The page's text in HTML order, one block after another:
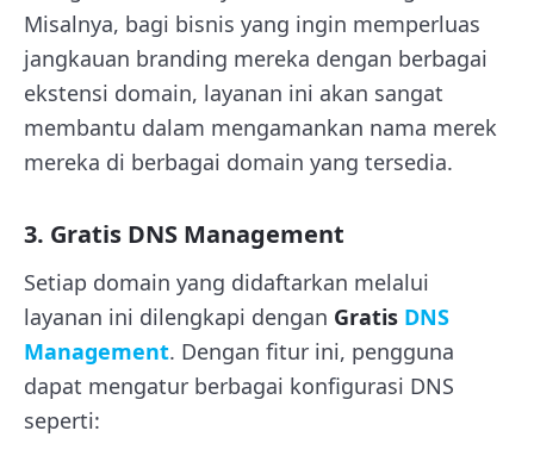
Misalnya, bagi bisnis yang ingin memperluas
jangkauan branding mereka dengan berbagai
ekstensi domain, layanan ini akan sangat
membantu dalam mengamankan nama merek
mereka di berbagai domain yang tersedia.
3. Gratis DNS Management
Setiap domain yang didaftarkan melalui
layanan ini dilengkapi dengan Gratis DNS
Management. Dengan fitur ini, pengguna
dapat mengatur berbagai konfigurasi DNS
seperti: